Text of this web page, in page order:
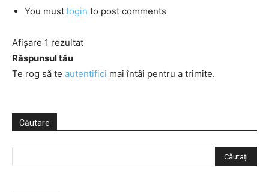
You must login to post comments
Afișare 1 rezultat
Răspunsul tău
Te rog să te autentifici mai întâi pentru a trimite.
Căutare